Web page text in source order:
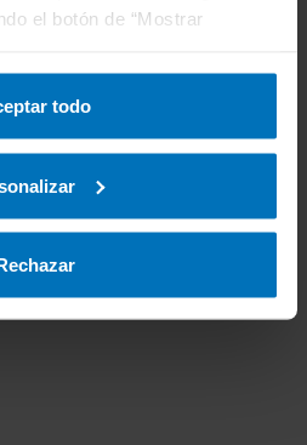
el botón de “Mostrar
todo
Actualmente,
y Marketing